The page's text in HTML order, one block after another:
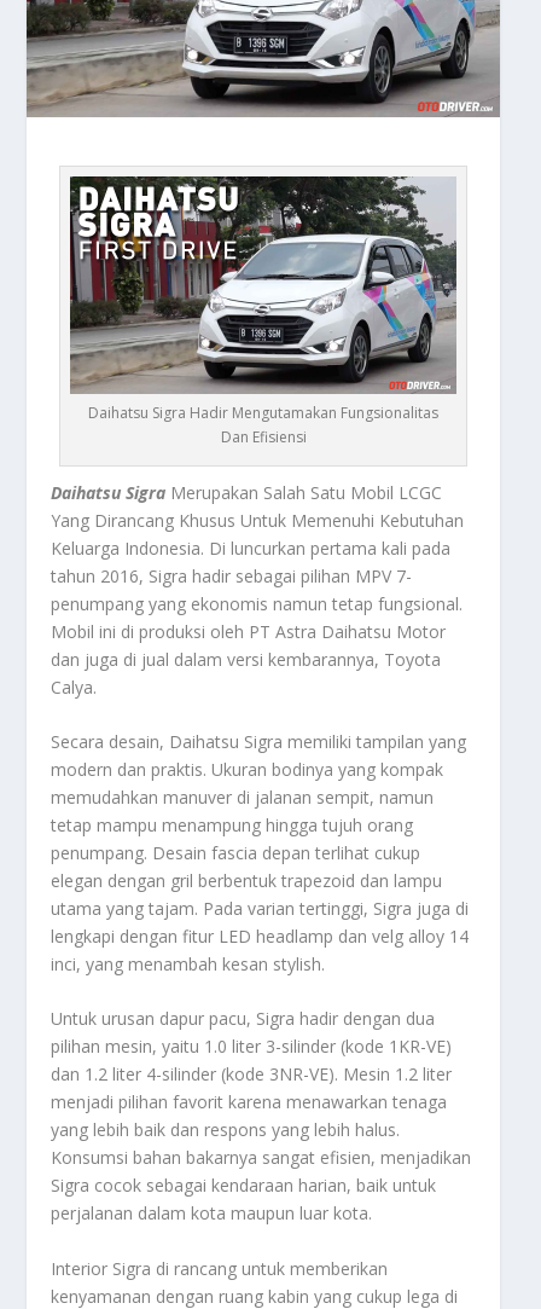
Daihatsu Sigra Hadir Mengutamakan Fungsionalitas
Dan Efisiensi
Daihatsu Sigra Merupakan Salah Satu Mobil LCGC
Yang Dirancang Khusus Untuk Memenuhi Kebutuhan
Keluarga Indonesia. Di luncurkan pertama kali pada
tahun 2016, Sigra hadir sebagai pilihan MPV 7-
penumpang yang ekonomis namun tetap fungsional.
Mobil ini di produksi oleh PT Astra Daihatsu Motor
dan juga di jual dalam versi kembarannya, Toyota
Calya.
Secara desain, Daihatsu Sigra memiliki tampilan yang
modern dan praktis. Ukuran bodinya yang kompak
memudahkan manuver di jalanan sempit, namun
tetap mampu menampung hingga tujuh orang
penumpang. Desain fascia depan terlihat cukup
elegan dengan gril berbentuk trapezoid dan lampu
utama yang tajam. Pada varian tertinggi, Sigra juga di
lengkapi dengan fitur LED headlamp dan velg alloy 14
inci, yang menambah kesan stylish.
Untuk urusan dapur pacu, Sigra hadir dengan dua
pilihan mesin, yaitu 1.0 liter 3-silinder (kode 1KR-VE)
dan 1.2 liter 4-silinder (kode 3NR-VE). Mesin 1.2 liter
menjadi pilihan favorit karena menawarkan tenaga
yang lebih baik dan respons yang lebih halus.
Konsumsi bahan bakarnya sangat efisien, menjadikan
Sigra cocok sebagai kendaraan harian, baik untuk
perjalanan dalam kota maupun luar kota.
Interior Sigra di rancang untuk memberikan
kenyamanan dengan ruang kabin yang cukup lega di